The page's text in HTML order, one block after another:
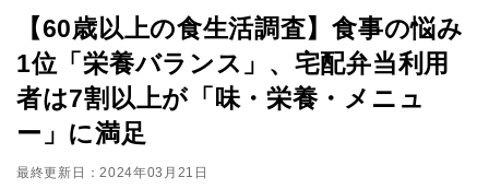
【60歳以上の食生活調査】食事の悩み
1位「栄養バランス」、宅配弁当利用
者は7割以上が「味・栄養・メニュ
ー」に満足
最終更新日：2024年03月21日